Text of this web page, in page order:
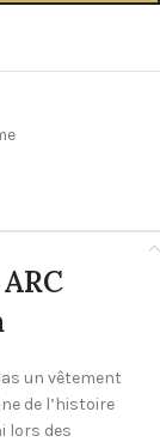
un vêtement
de l’histoire
lors des